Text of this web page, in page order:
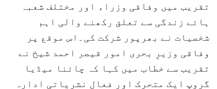
تقریب میں وفاقی وزراء اور مختلف شعبہ
ہائے زندگی سے تعلق رکھنے والی اہم
شخصیات نے بھرپور شرکت کی۔اس موقع پر
وفاقی وزیرِ بحری امور قیصر احمد شیخ نے
تقریب سے خطاب میں کہا کہ چائنا میڈیا
گروپ ایک متحرک اور فعال نشریاتی ادارہ